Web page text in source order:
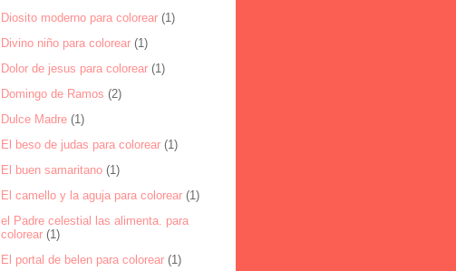
Diosito moderno para colorear (1)
Divino niño para colorear (1)
Dolor de jesus para colorear (1)
Domingo de Ramos (2)
Dulce Madre (1)
El beso de judas para colorear (1)
El buen samaritano (1)
El camello y la aguja para colorear (1)
el Padre celestial las alimenta. para
colorear (1)
El portal de belen para colorear (1)